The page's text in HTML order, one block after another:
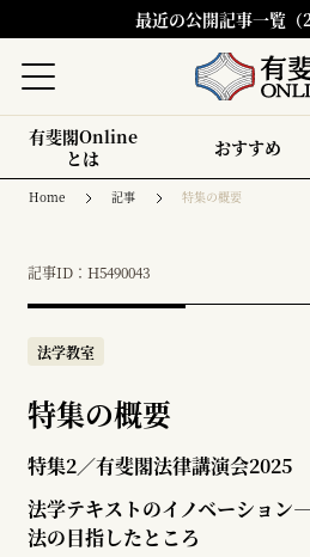
最近の公開記事一覧（
有斐閣Online
とは
おすすめ
Home 記事 特集の概要
記事ID：H5490043
法学教室
特集の概要
特集2／有斐閣法律講演会2025
法学テキストのイノベーショ
法の目指したところ